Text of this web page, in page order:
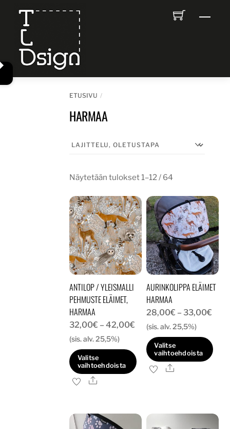
content
ETUSIVU
HARMAA
Näytetään tulokset 1–12 / 64
ANTILOP / YLEISMALLI
PEHMUSTE ELÄIMET,
HARMAA
32,00€ – 42,00€ Hintaluokka:
32,00€
42,00€
(sis. alv. 25,5%)
Valitse
vaihtoehdoista
Tällä
useampi
Ale
AURINKOLIPPA ELÄIMET
HARMAA
28,00€ – 33,00€
(sis. alv. 25,5%)
Valitse
vaihtoehdoista
Tällä
muunnelma.
Ale